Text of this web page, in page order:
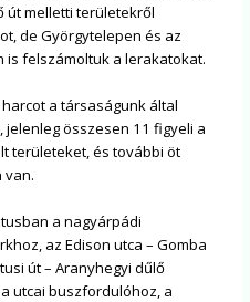
út melletti területekről
de Györgytelepen és az
felszámoltuk a lerakatokat.
a társaságunk által
összesen 11 figyeli a
területeket, és további öt
van.
a nagyárpádi
az Edison utca – Gomba
út – Aranyhegyi dűlő
utcai buszfordulóhoz, a